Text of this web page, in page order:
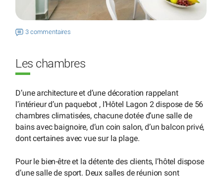
3 commentaires
Les chambres
D’une architecture et d’une décoration rappelant
l’intérieur d’un paquebot , l’Hôtel Lagon 2 dispose de 56
chambres climatisées, chacune dotée d’une salle de
bains avec baignoire, d’un coin salon, d’un balcon privé,
dont certaines avec vue sur la plage.
Pour le bien-être et la détente des clients, l’hôtel dispose
d’une salle de sport. Deux salles de réunion sont